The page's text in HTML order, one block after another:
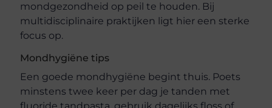
mondgezondheid op peil te houden. Bij
multidisciplinaire praktijken ligt hier een sterke
focus op.
Mondhygiëne tips
Een goede mondhygiëne begint thuis. Poets
minstens twee keer per dag je tanden met